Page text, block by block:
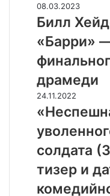
тизер-
трейлере
«Русалочки»
Билл
Хейдер
с
«Барри»
—
вышел
тизер
финального
сезона
драмеди
08.03.2023
Билл
«Барри»
драмеди
«Неспешная
жизнь
уволенного
тёмного
солдата
(30-
ти
24.11.2022
солдата
тизер и